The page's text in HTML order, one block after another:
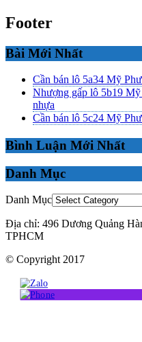
Footer
Bài Mới Nhất
Cần bán lô 5a34 Mỹ
Nhượng gấp lô 5b19
nhựa
Cần bán lô 5c24 Mỹ
Bình Luận Mới Nhất
Danh Mục
Danh Mục
Địa chỉ: 496 Dương Quảng
TPHCM
© Copyright 2017